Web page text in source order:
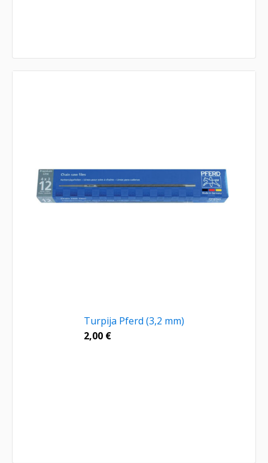
Turpija Pferd (3,2 mm)
2,00 €